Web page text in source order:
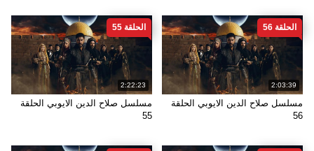
2:03:39
الحلقة 56
مسلسل صلاح الدين الايوبي الحلقة
56
2:22:23
الحلقة 55
مسلسل صلاح الدين الايوبي الحلقة
55